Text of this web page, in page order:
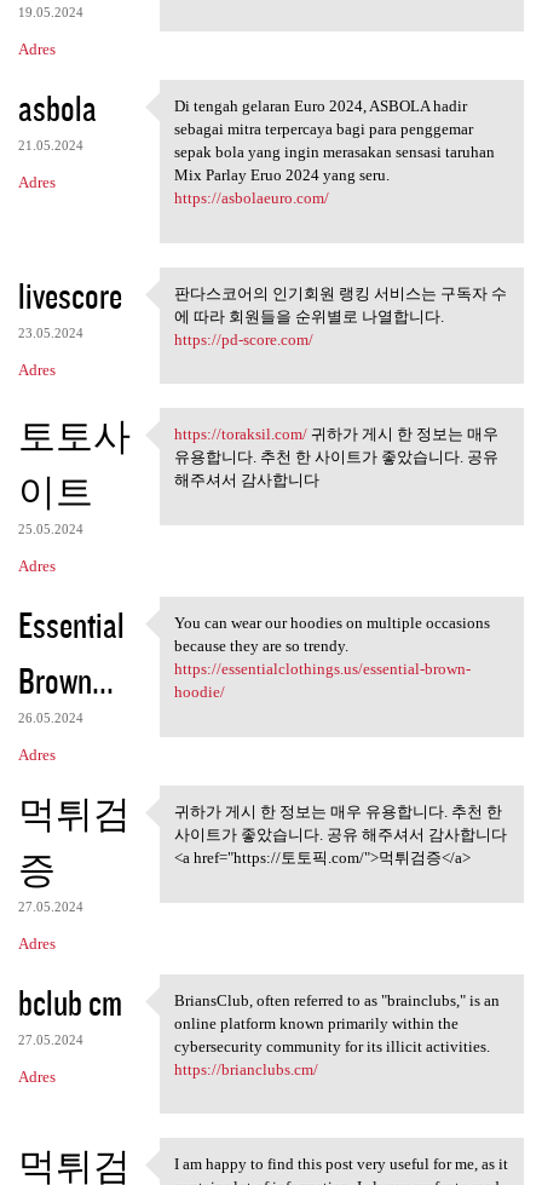
19.05.2024
Adres
asbola
21.05.2024
Adres
Di tengah gelaran Euro 2024,
Di tengah gelaran Euro 2024, ASBOLA hadir
sebagai mitra terpercaya bagi para penggemar
sepak bola yang ingin merasakan sensasi taruhan
Mix Parlay Eruo 2024 yang seru.
https://asbolaeuro.com/
livescore
23.05.2024
Adres
판다스코어의 인기회원 랭킹 서
비스는 구독자 수에 따라
판다스코어의 인기회원 랭킹 서비스는 구독자 수
에 따라 회원들을 순위별로 나열합니다.
https://pd-score.com/
토토사
이트
25.05.2024
Adres
https://toraksil.com/ 귀하가 게시
https://toraksil.com/귀하가 게시 한 정보는 매우
유용합니다. 추천 한 사이트가 좋았습니다. 공유
해주셔서 감사합니다
Essential
Brown...
26.05.2024
Adres
You can wear our hoodies on
You can wear our hoodies on multiple occasions
because they are so trendy.
https://essentialclothings.us/essential-brown-
hoodie/
먹튀검
증
27.05.2024
Adres
귀하가 게시 한 정보는 매우 유용
합니다. 추천 한
귀하가 게시 한 정보는 매우 유용합니다. 추천 한
사이트가 좋았습니다. 공유 해주셔서 감사합니다
<a href="https://토토픽.com/">먹튀검증</a>
bclub cm
27.05.2024
Adres
BriansClub, often referred to
BriansClub, often referred to as "brainclubs," is an
online platform known primarily within the
cybersecurity community for its illicit activities.
https://brianclubs.cm/
먹튀검
I am happy to find this post very useful for me, as it